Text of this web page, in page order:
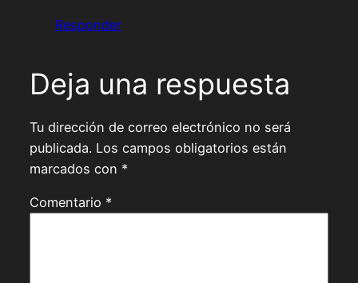
Responder
Deja una respuesta
Tu dirección de correo electrónico no será
publicada. Los campos obligatorios están
marcados con *
Comentario *